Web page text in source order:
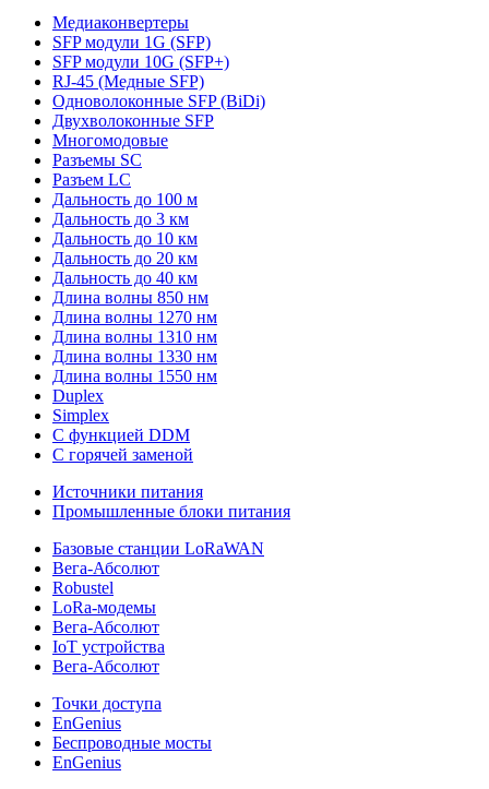
Медиаконвертеры
SFP модули 1G (SFP)
SFP модули 10G (SFP+)
RJ-45 (Медные SFP)
Одноволоконные SFP (BiDi)
Двухволоконные SFP
Многомодовые
Разъемы SC
Разъем LC
Дальность до 100 м
Дальность до 3 км
Дальность до 10 км
Дальность до 20 км
Дальность до 40 км
Длина волны 850 нм
Длина волны 1270 нм
Длина волны 1310 нм
Длина волны 1330 нм
Длина волны 1550 нм
Duplex
Simplex
С функцией DDM
С горячей заменой
Источники питания
Промышленные блоки питания
Базовые станции LoRaWAN
Вега-Абсолют
Robustel
LoRa-модемы
Вега-Абсолют
IoT устройства
Вега-Абсолют
Точки доступа
EnGenius
Беспроводные мосты
EnGenius